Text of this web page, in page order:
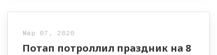
Мар 07, 2020
Потап потроллил праздник на 8